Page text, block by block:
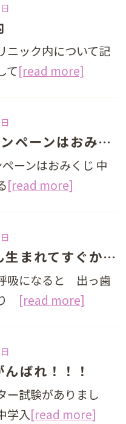
ニック内について記
て[read more]
1月キャンペーンはおみくじ
ーンはおみくじ 中
[read more]
赤ちゃん生まれてすぐからできる口育☆彡
吸になると 出っ歯
[read more]
ばれ！！！
ー試験がありまし
学入[read more]